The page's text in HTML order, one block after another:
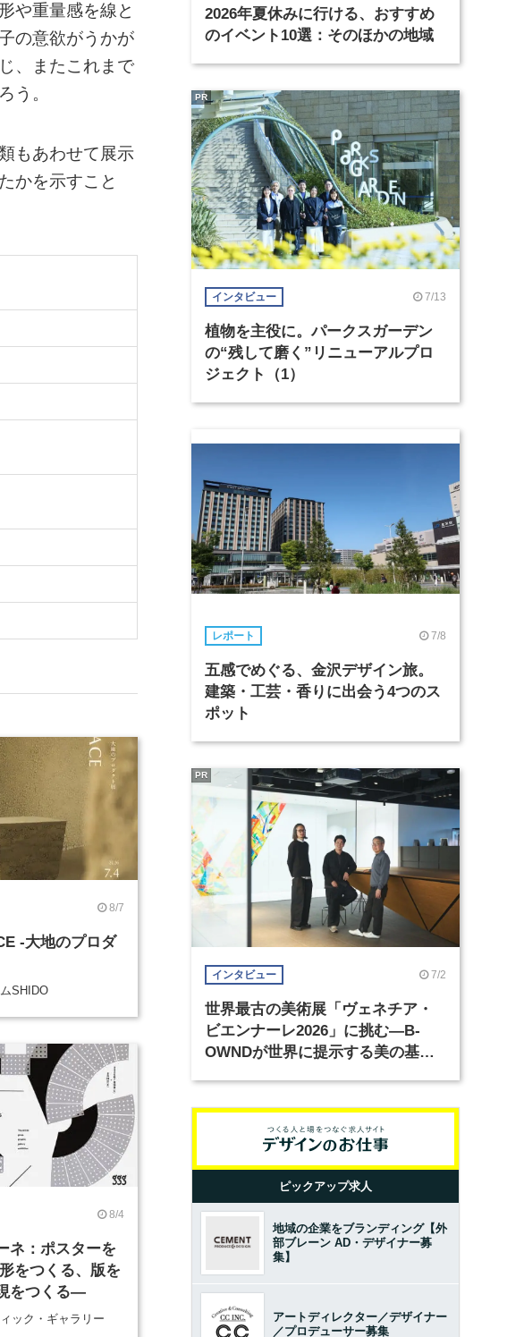
や重量感を線と
の意欲がうかが
、またこれまで
う。
もあわせて展示
かを示すこと
8/7
-大地のプロダ
SHIDO
8/4
ネ：ポスターを
をつくる、版を
をつくる―
ック・ギャラリー
2026年夏休みに行ける、おすすめ
のイベント10選：そのほかの地域
インタビュー 7/13
植物を主役に。パークスガーデン
の“残して磨く”リニューアルプロ
ジェクト（1）
PR
レポート 7/8
五感でめぐる、金沢デザイン旅。
建築・工芸・香りに出会う4つのス
ポット
インタビュー 7/2
世界最古の美術展「ヴェネチア・
ビエンナーレ2026」に挑む―B-
OWNDが世界に提示する美の基準
PR
ピックアップ求人
地域の企業をブランディング【外
部ブレーン AD・デザイナー募
集】
アートディレクター／デザイナー
／プロデューサー募集